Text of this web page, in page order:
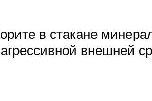
в стакане
внешней